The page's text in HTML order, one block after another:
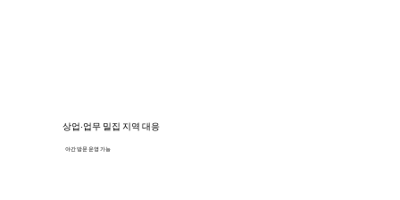
상업·업무 밀집 지역 대응
야간 방문 운영 가능